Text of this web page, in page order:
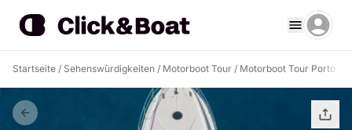
Startseite / Sehenswürdigkeiten / Motorboot Tour / Motorboot Tour Porto